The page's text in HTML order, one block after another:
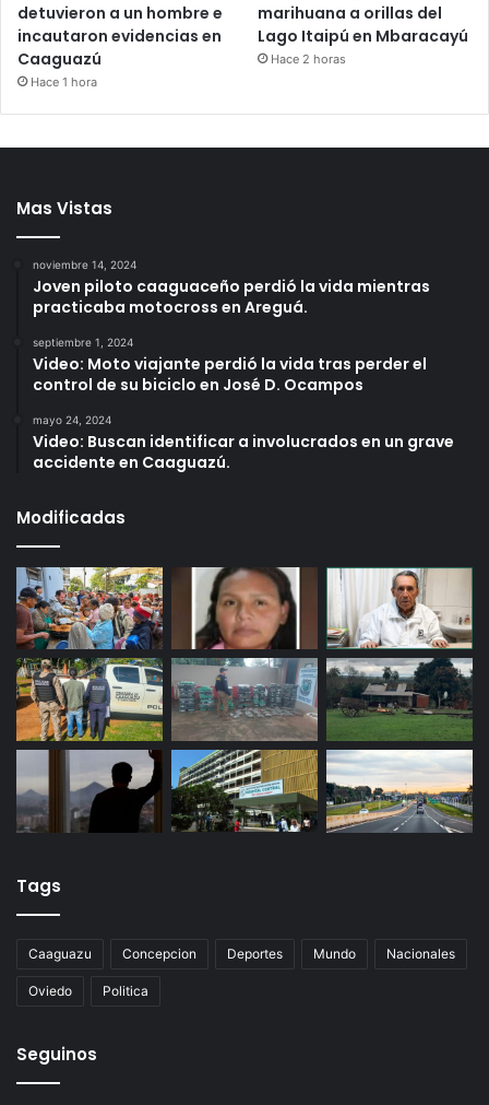
detuvieron a un hombre e
incautaron evidencias en
Caaguazú
Hace 1 hora
marihuana a orillas del
Lago Itaipú en Mbaracayú
Hace 2 horas
Mas Vistas
noviembre 14, 2024
Joven piloto caaguaceño perdió la vida mientras
practicaba motocross en Areguá.
septiembre 1, 2024
Video: Moto viajante perdió la vida tras perder el
control de su biciclo en José D. Ocampos
mayo 24, 2024
Video: Buscan identificar a involucrados en un grave
accidente en Caaguazú.
Modificadas
Tags
Caaguazu Concepcion Deportes Mundo Nacionales
Oviedo Politica
Seguinos